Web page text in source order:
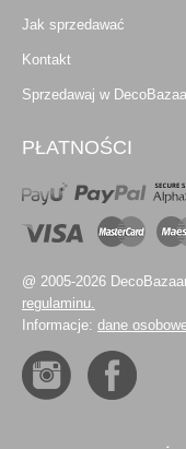
Jak sprzedawać
Kontakt
Sprzedawaj w
PŁATNOŚCI
@ 2005-2026
regulaminu.
Informacje: dane